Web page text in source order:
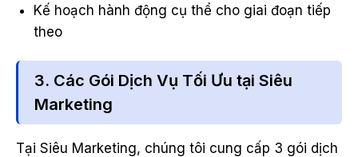
Kế hoạch hành động cụ thể cho giai đoạn tiếp
theo
3. Các Gói Dịch Vụ Tối Ưu tại Siêu
Marketing
Tại Siêu Marketing, chúng tôi cung cấp 3 gói dịch